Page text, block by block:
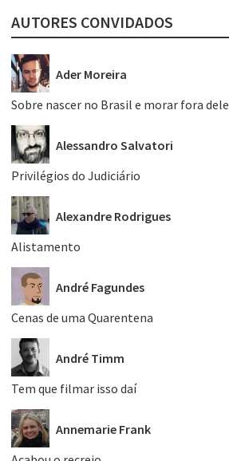
AUTORES CONVIDADOS
Ader Moreira
Sobre nascer no Brasil e morar fora dele
Alessandro Salvatori
Privilégios do Judiciário
Alexandre Rodrigues
Alistamento
André Fagundes
Cenas de uma Quarentena
André Timm
Tem que filmar isso daí
Annemarie Frank